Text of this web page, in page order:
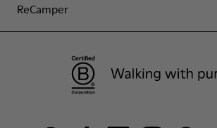
ReCamper